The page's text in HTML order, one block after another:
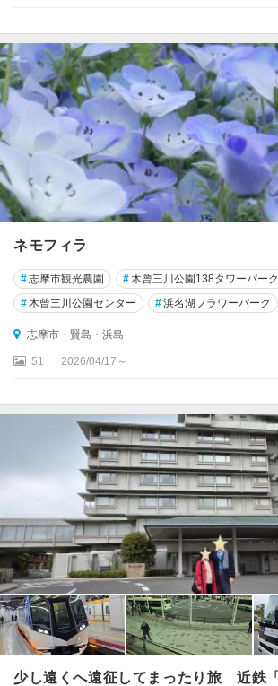
ネモフィラ
#志摩市観光農園 # 木曾三川公園138タワーパーク
# 木曾三川公園センター #浜名湖フラワーパーク
志摩市・賢島・浜島
51 2026/04/17～
少し遠くへ遠征してまったり旅 近鉄